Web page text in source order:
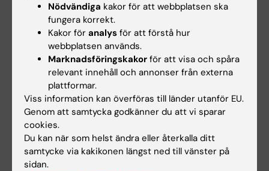
Masterclass AI – bemästra AI för att
skapa, analysera och innovera, Bonnier
Akademi
Coachade kommunikation, Sveriges
Kommunikatörer
Videoredigering i After Effects,
Högskolan för lärande och
kommunikation, JU
Digital bildbehandling, Högskolan för
lärande och kommunikation, JU
Nödvändiga kakor för att webbplatsen ska
fungera korrekt.
Kakor för analys för att förstå hur
webbplatsen används.
Marknadsföringskakor för att visa och spåra
relevant innehåll och annonser från externa
plattformar.
Viss information kan överföras till länder utanför EU.
Genom att samtycka godkänner du att vi sparar
cookies.
Du kan när som helst ändra eller återkalla ditt
samtycke via kakikonen längst ned till vänster på
sidan.